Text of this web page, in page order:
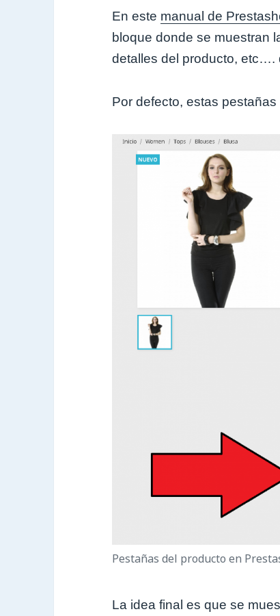
En este manual de
bloque donde se muestran
detalles del producto, etc….
Por defecto, estas
Pestañas del producto en
La idea final es que se